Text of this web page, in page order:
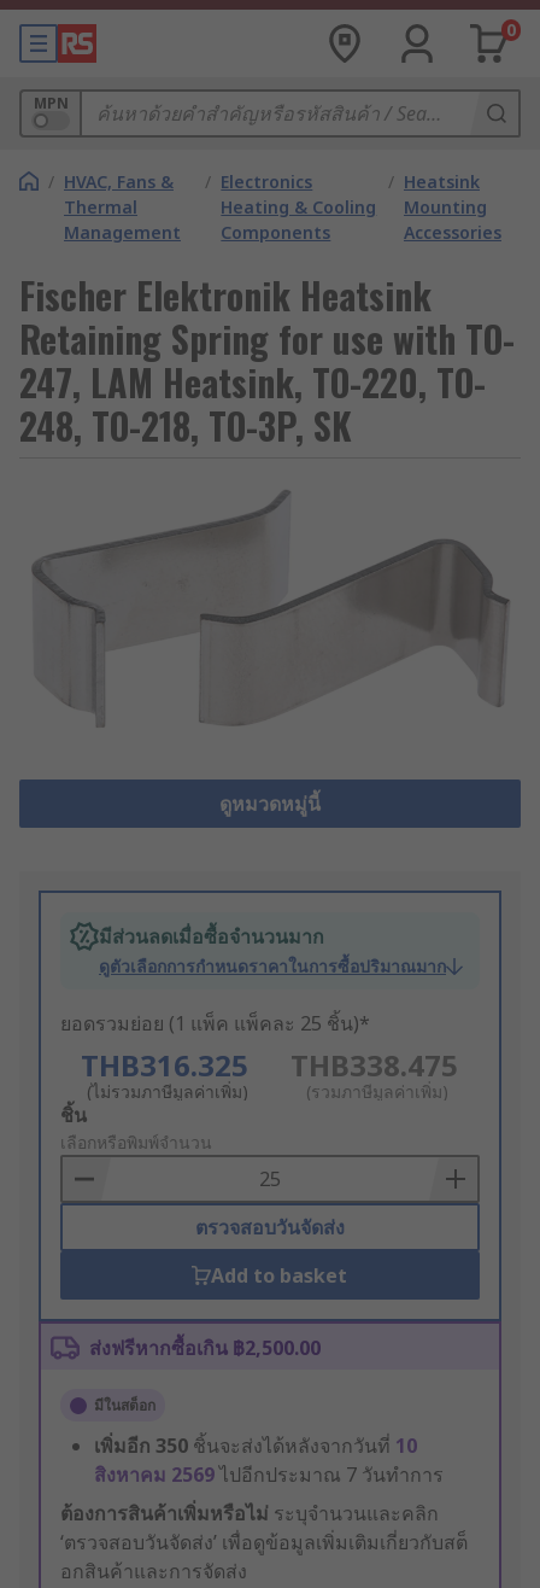
0
MPN
/ HVAC, Fans &
Thermal
Management
/ Electronics
Heating & Cooling
Components
/ Heatsink
Mounting
Accessories
Fischer Elektronik Heatsink
Retaining Spring for use with TO-
247, LAM Heatsink, TO-220, TO-
248, TO-218, TO-3P, SK
ดูหมวดหมู่นี้
มีส่วนลดเมื่อซื้อจำนวนมาก
ดูตัวเลือกการกำหนดราคาในการซื้อปริมาณมาก
ยอดรวมย่อย (1 แพ็ค แพ็คละ 25 ชิ้น)*
THB316.325
(ไม่รวมภาษีมูลค่าเพิ่ม)
THB338.475
(รวมภาษีมูลค่าเพิ่ม)
Add
to
Basket
ชิ้น
เลือกหรือพิมพ์จำนวน
ตรวจสอบวันจัดส่ง
Add to basket
ส่งฟรีหากซื้อเกิน ฿2,500.00
มีในสต็อก
เพิ่มอีก 350 ชิ้นจะส่งได้หลังจากวันที่ 10
สิงหาคม 2569ไปอีกประมาณ 7 วันทำการ
ต้องการสินค้าเพิ่มหรือไม่ ระบุจำนวนและคลิก
‘ตรวจสอบวันจัดส่ง’ เพื่อดูข้อมูลเพิ่มเติมเกี่ยวกับสต็
อกสินค้าและการจัดส่ง